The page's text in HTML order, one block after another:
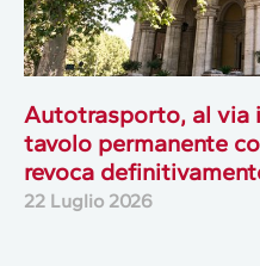
Autotrasporto, al via
tavolo permanente
revoca
22 Luglio 2026